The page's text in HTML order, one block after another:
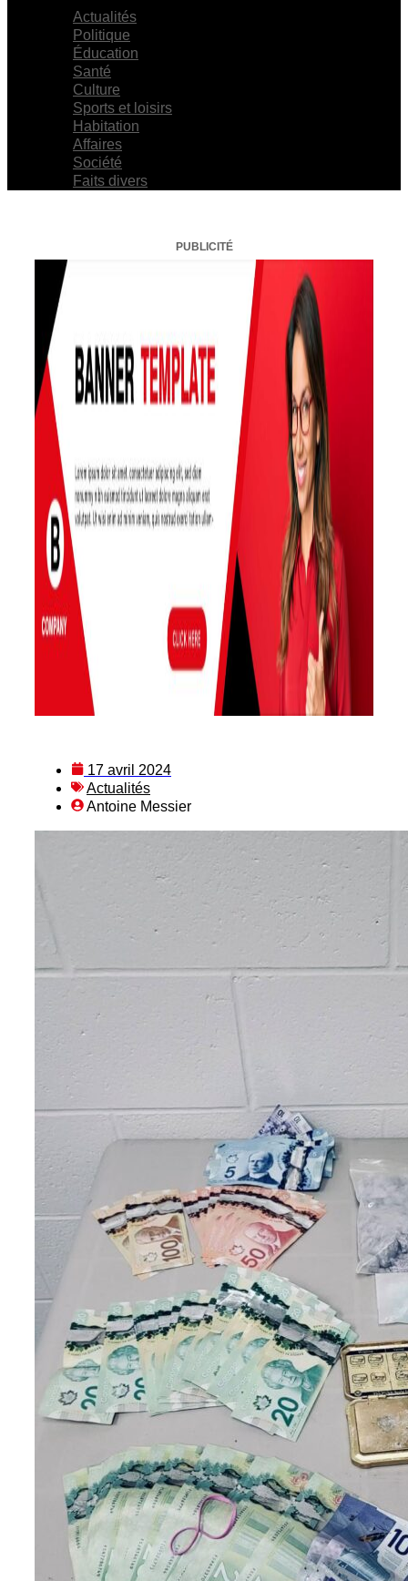
Actualités
Politique
Éducation
Santé
Culture
Sports et loisirs
Habitation
Affaires
Société
Faits divers
PUBLICITÉ
17 avril 2024
Actualités
Antoine Messier